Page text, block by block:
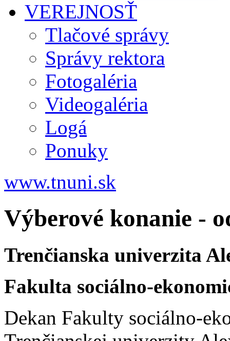
VEREJNOSŤ
Tlačové správy
Správy rektora
Fotogaléria
Videogaléria
Logá
Ponuky
www.tnuni.sk
Výberové konanie -
Trenčianska univerzita
Fakulta sociálno-
Dekan Fakulty sociálno-